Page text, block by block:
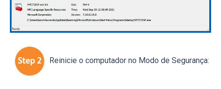
Reinicie o computador no Modo de Segurança: